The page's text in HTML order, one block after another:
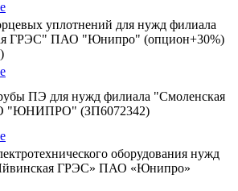
уплотнений для нужд филиала
ГРЭС" ПАО "Юнипро" (опцион+30%)
ПЭ для нужд филиала "Смоленская
"ЮНИПРО" (ЗП6072342)
оборудования нужд
ГРЭС» ПАО «Юнипро»